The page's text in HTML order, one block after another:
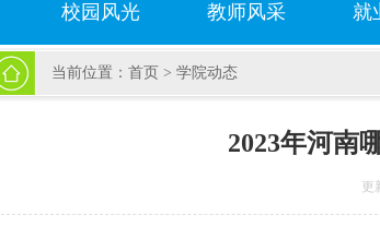
校园风光 教师风采 就
当前位置： 首页 > 学院动态
2023年河南
更